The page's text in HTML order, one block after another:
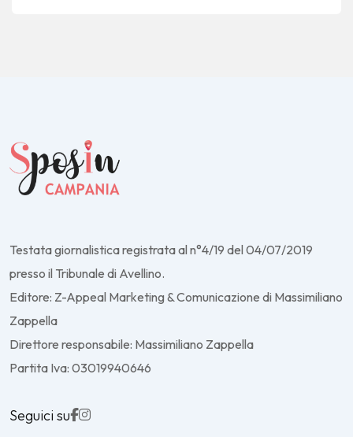
Testata giornalistica registrata al n°4/19 del 04/07/2019
presso il Tribunale di Avellino.
Editore: Z-Appeal Marketing & Comunicazione di Massimiliano
Zappella
Direttore responsabile: Massimiliano Zappella
Partita Iva: 03019940646
Seguici su